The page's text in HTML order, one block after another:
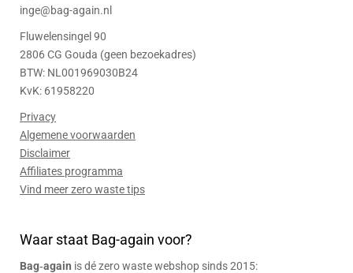
inge@bag-again.nl
Fluwelensingel 90
2806 CG Gouda (geen bezoekadres)
BTW: NL001969030B24
KvK: 61958220
Privacy
Algemene voorwaarden
Disclaimer
Affiliates programma
Vind meer zero waste tips
Waar staat Bag-again voor?
Bag‑again is dé zero waste webshop sinds 2015: